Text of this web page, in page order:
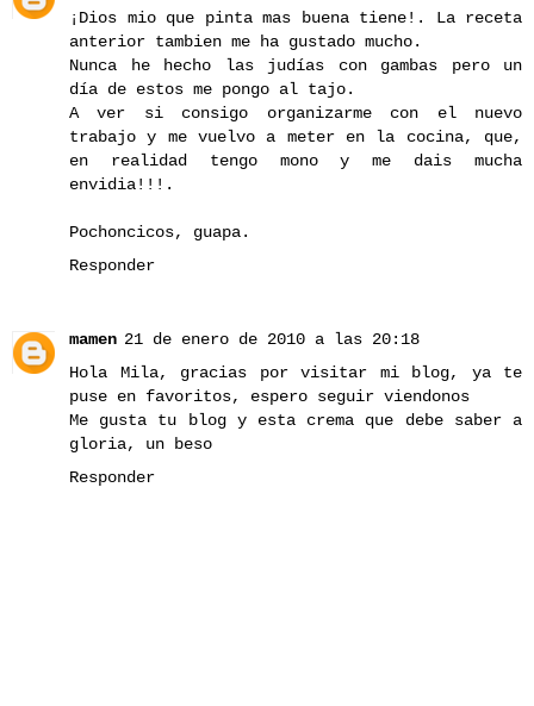
¡Dios mio que pinta mas buena tiene!. La receta
anterior tambien me ha gustado mucho.
Nunca he hecho las judías con gambas pero un
día de estos me pongo al tajo.
A ver si consigo organizarme con el nuevo
trabajo y me vuelvo a meter en la cocina, que,
en realidad tengo mono y me dais mucha
envidia!!!.
Pochoncicos, guapa.
Responder
mamen 21 de enero de 2010 a las 20:18
Hola Mila, gracias por visitar mi blog, ya te
puse en favoritos, espero seguir viendonos
Me gusta tu blog y esta crema que debe saber a
gloria, un beso
Responder